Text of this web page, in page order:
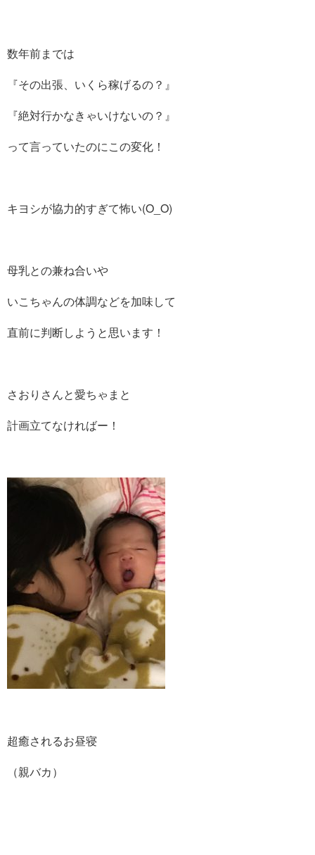
数年前までは
『その出張、いくら稼げるの？』
『絶対行かなきゃいけないの？』
って言っていたのにこの変化！
キヨシが協力的すぎて怖い(O_O)
母乳との兼ね合いや
いこちゃんの体調などを加味して
直前に判断しようと思います！
さおりさんと愛ちゃまと
計画立てなければー！
超癒されるお昼寝
（親バカ）